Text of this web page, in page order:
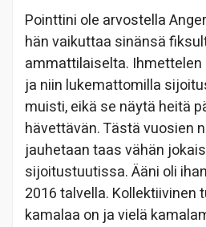
Pointtini ole arvostella
hän vaikuttaa sinänsä
ammattilaiselta. Ihmettelen
ja niin lukemattomilla
muisti, eikä se näytä heitä
hävettävän. Tästä vuosien
jauhetaan taas vähän
sijoitustuutissa. Ääni oli
2016 talvella. Kollektiivinen
kamalaa on ja vielä